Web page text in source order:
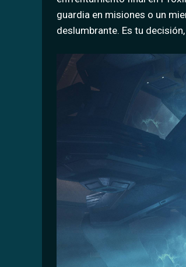
guardia en misiones o un
deslumbrante. Es tu